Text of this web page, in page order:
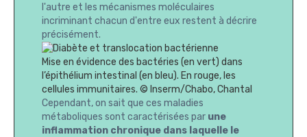
l'autre et les mécanismes moléculaires
incriminant chacun d'entre eux restent à décrire
précisément.
Mise en évidence des bactéries (en vert) dans
l’épithélium intestinal (en bleu). En rouge, les
cellules immunitaires. © Inserm/Chabo, Chantal
Cependant, on sait que ces maladies
métaboliques sont caractérisées par une
inflammation chronique dans laquelle le